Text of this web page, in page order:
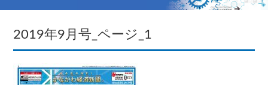
2019年9月号_ページ_1